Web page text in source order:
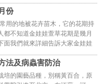
份
用的地被花卉苗木，它的花期持
都不知道金娃娃萱草花期是幾月
面我們就來詳細告訴大家金娃娃
它的開花特點。 金娃娃萱草花期
8至11月為續花期），單..
法及病蟲害防治
培的園藝品種，別稱黃百合，原